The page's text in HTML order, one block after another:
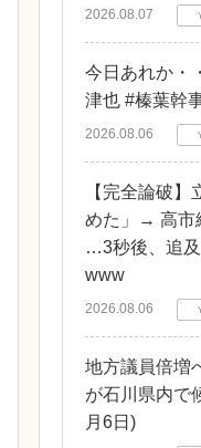
2026.08.07
今日あれか・
津也 #榛葉幹
2026.08.06
【完全論破
めた」→ 高市
…3秒後、追
www
2026.08.06
地方議員倍増
が石川県内で
月6日)